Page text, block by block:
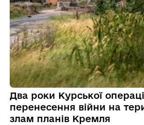
Два роки Курської
перенесення війни на
злам планів Кремля